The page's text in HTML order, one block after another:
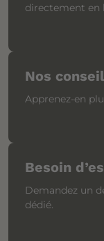
directement en
Nos
Apprenez-en
Besoin
Demandez un
dédié.